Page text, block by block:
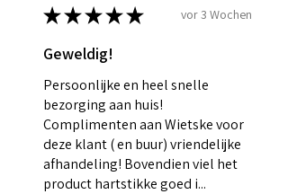
★★★★★ vor 3 Wochen
Geweldig!
Persoonlijke en heel snelle
bezorging aan huis!
Complimenten aan Wietske voor
deze klant ( en buur) vriendelijke
afhandeling! Bovendien viel het
product hartstikke goed i...